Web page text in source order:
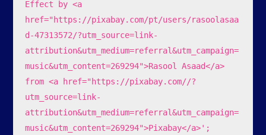
Effect by <a
href="https://pixabay.com/pt/users/rasoolasaa
d-47313572/?utm_source=link-
attribution&utm_medium=referral&utm_campaign=
music&utm_content=269294">Rasool Asaad</a>
from <a href="https://pixabay.com//?
utm_source=link-
attribution&utm_medium=referral&utm_campaign=
music&utm_content=269294">Pixabay</a>';